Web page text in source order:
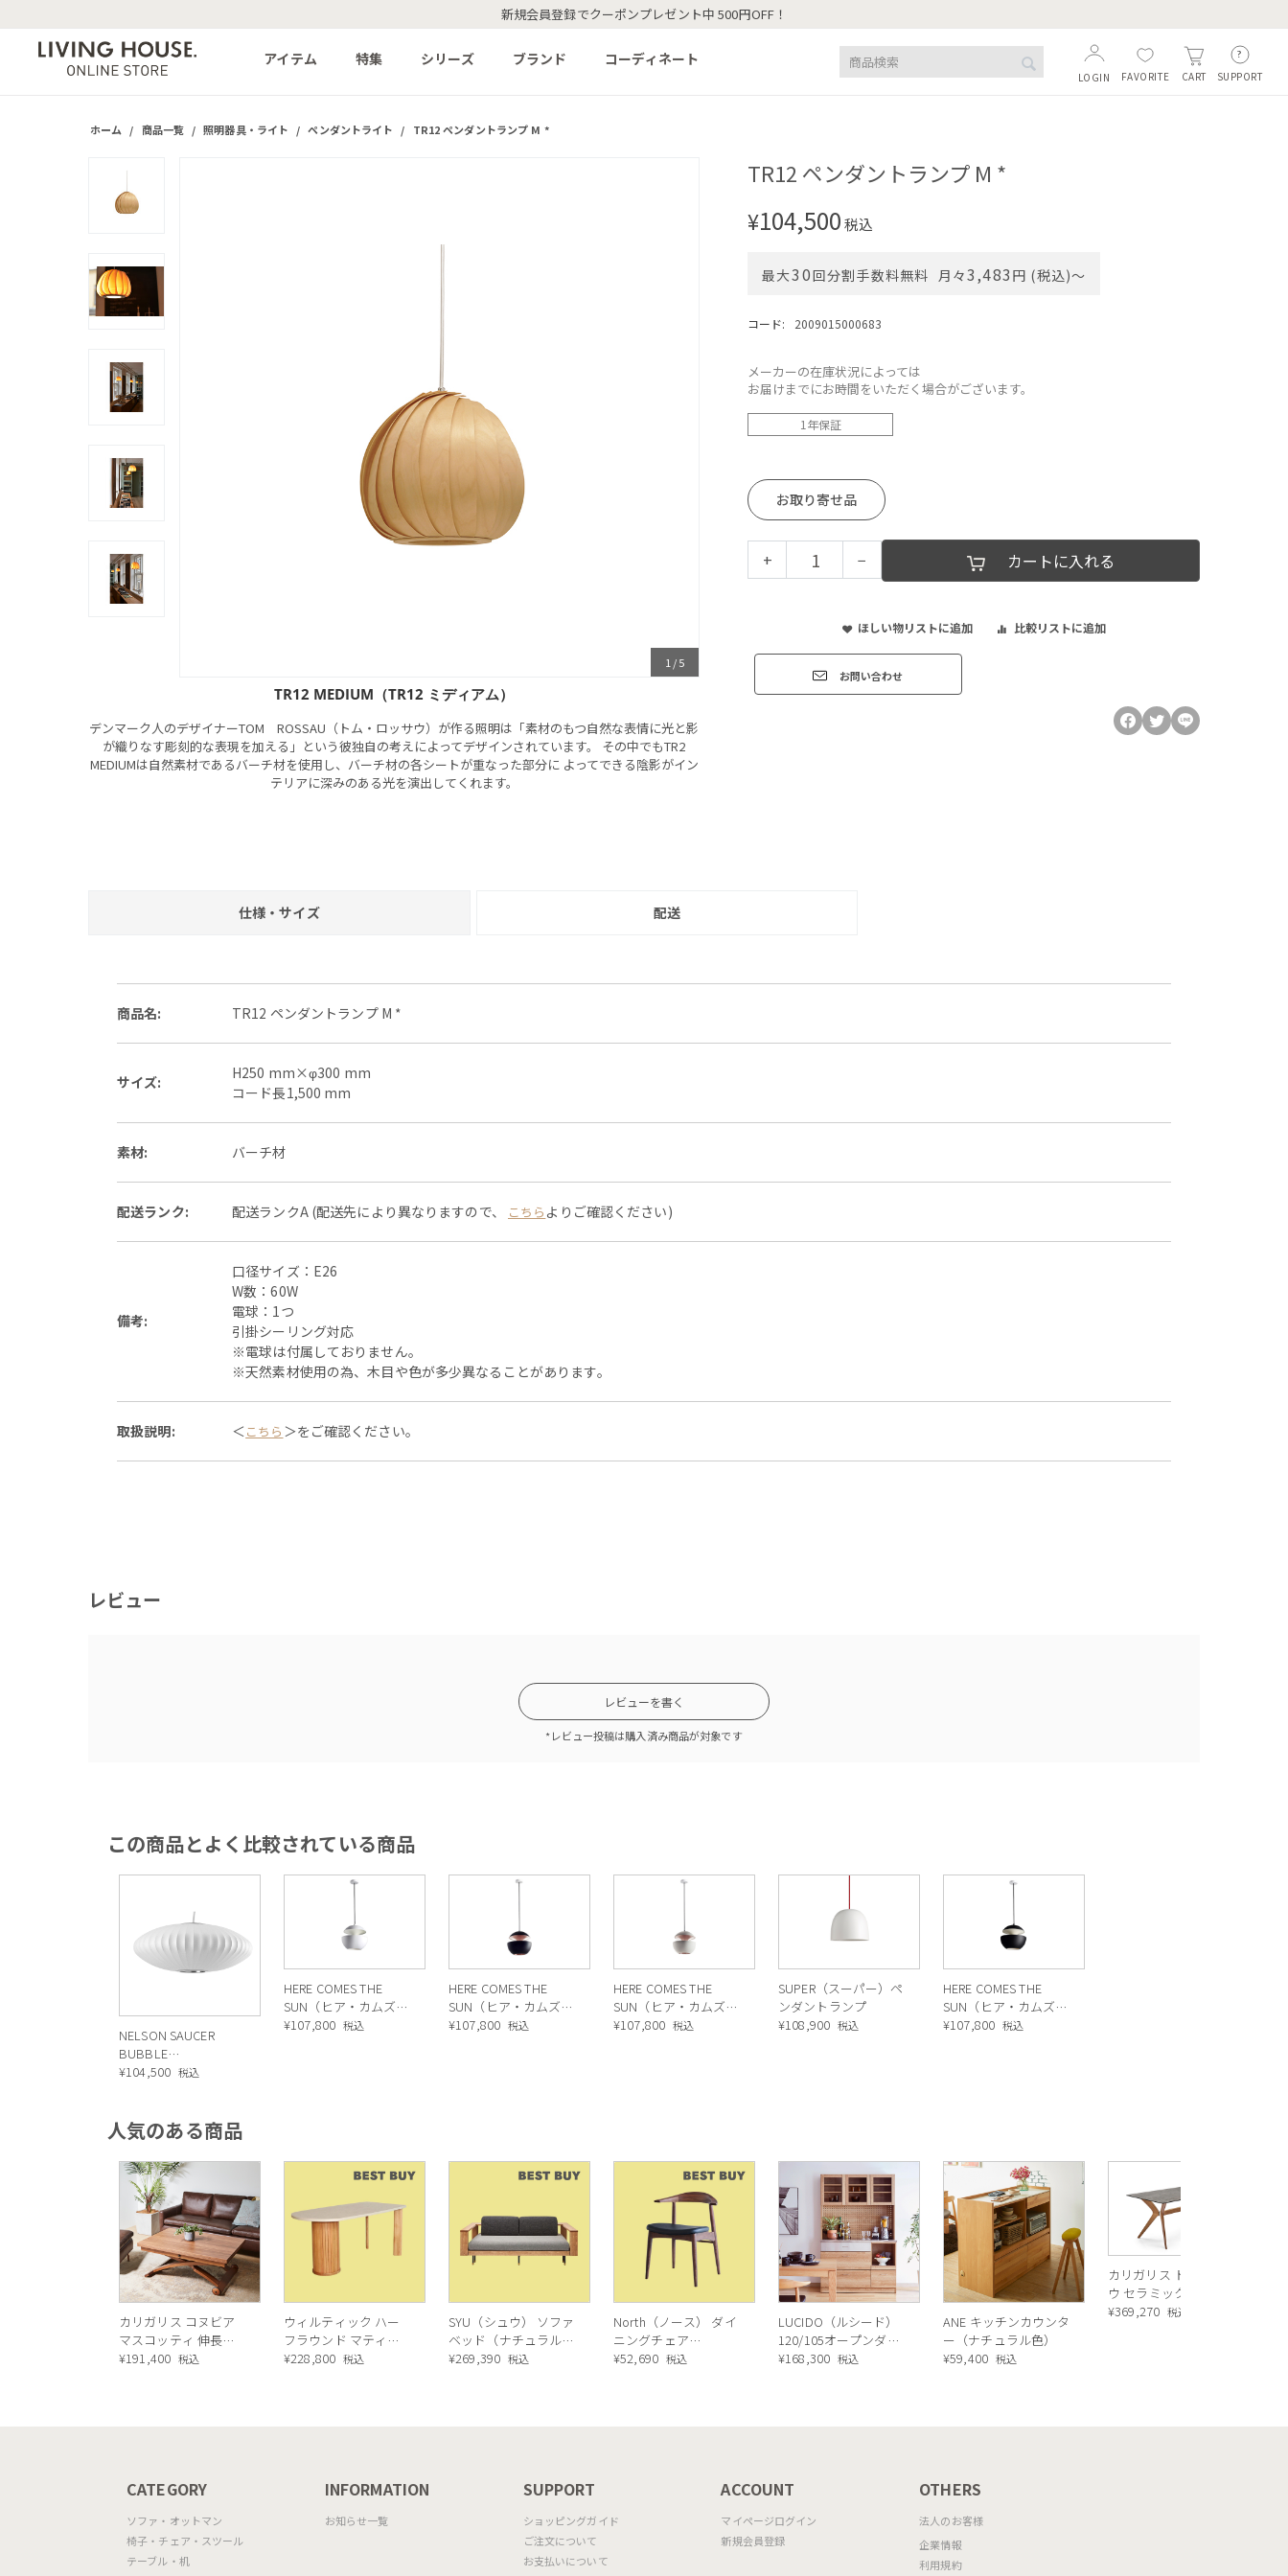
新規会員登録でクーポンプレゼント中 500円OFF！
アイテム 特集 シリーズ ブランド コーディネート
SUPPORT
CART
FAVORITE
LOGIN
ホーム / 商品一覧 / 照明器具・ライト / ペンダントライト / TR12 ペンダントランプ M *
1 /5
TR12 MEDIUM（TR12 ミディアム）
デンマーク人のデザイナーTOM ROSSAU（トム・ロッサウ）が作る照明は「素材のもつ自然な表情に光と影
が織りなす彫刻的な表現を加える」という彼独自の考えによってデザインされています。 その中でもTR2
MEDIUMは自然素材であるバーチ材を使用し、バーチ材の各シートが重なった部分に よってできる陰影がイン
テリアに深みのある光を演出してくれます。
TR12 ペンダントランプ M *
¥104,500税込
最大30回分割手数料無料 月々3,483 円 (税込)〜
コード: 2009015000683
メーカーの在庫状況によっては
お届けまでにお時間をいただく場合がございます。
1年保証
お取り寄せ品
+ − カートに入れる
ほしい物リストに追加 比較リストに追加
お問い合わせ
仕様・サイズ 配送
商品名: TR12 ペンダントランプ M *
サイズ:
H250 mm×φ300 mm
コード長1,500 mm
素材: バーチ材
配送ランク: 配送ランクA (配送先により異なりますので、 こちら よりご確認ください)
備考:
口径サイズ：E26
W数：60W
電球：1つ
引掛シーリング対応
※電球は付属しておりません。
※天然素材使用の為、木目や色が多少異なることがあります。
取扱説明: ＜こちら ＞をご確認ください。
レビュー
レビューを書く
*レビュー投稿は購入済み商品が対象です
この商品とよく比較されている商品
NELSON SAUCER
BUBBLE
PENDANT（ネルソン
¥104,500 税込
HERE COMES THE
SUN（ヒア・カムズ・
ザ・サン）250 ペンダ
¥107,800 税込
HERE COMES THE
SUN（ヒア・カムズ・
ザ・サン）250 ペンダ
¥107,800 税込
HERE COMES THE
SUN（ヒア・カムズ・
ザ・サン）250 ペンダ
¥107,800 税込
SUPER（スーパー）ペ
ンダントランプ
¥108,900 税込
HERE COMES THE
SUN（ヒア・カムズ・
ザ・サン）250 ペンダ
¥107,800 税込
人気のある商品
カリガリス コヌビア
マスコッティ 伸長・
昇降式テーブル ／
¥191,400 税込
ウィルティック ハー
フラウンド マティエ
ラ塗装 ダイニングテ
¥228,800 税込
SYU（シュウ） ソファ
ベッド（ナチュラル）
190cm
¥269,390 税込
North（ノース） ダイ
ニングチェア
AC02（ウォールナッ
¥52,690 税込
LUCIDO（ルシード）
120/105オープンダイ
ニングボード ナチュ
¥168,300 税込
ANE キッチンカウンタ
ー（ナチュラル色）
¥59,400 税込
カリガリス トウキョ
ウ セラミック ダイニ
ングテーブル ／
¥369,270 税込
CATEGORY
ソファ・オットマン
椅子・チェア・スツール
テーブル・机
INFORMATION
お知らせ一覧
SUPPORT
ショッピングガイド
ご注文について
お支払いについて
ACCOUNT
マイページログイン
新規会員登録
OTHERS
法人のお客様
企業情報
利用規約